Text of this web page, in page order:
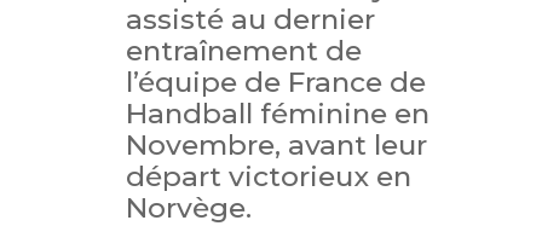
assisté au dernier
entraînement de
l’équipe de France de
Handball féminine en
Novembre, avant leur
départ victorieux en
Norvège.